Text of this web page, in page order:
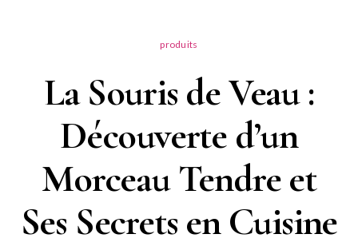
produits
La Souris de Veau :
Découverte d’un
Morceau Tendre et
Ses Secrets en Cuisine